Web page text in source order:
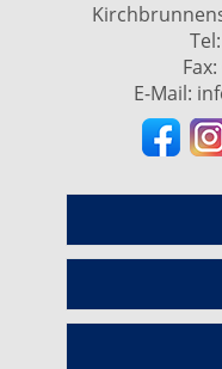
Tel:
E-Mail: